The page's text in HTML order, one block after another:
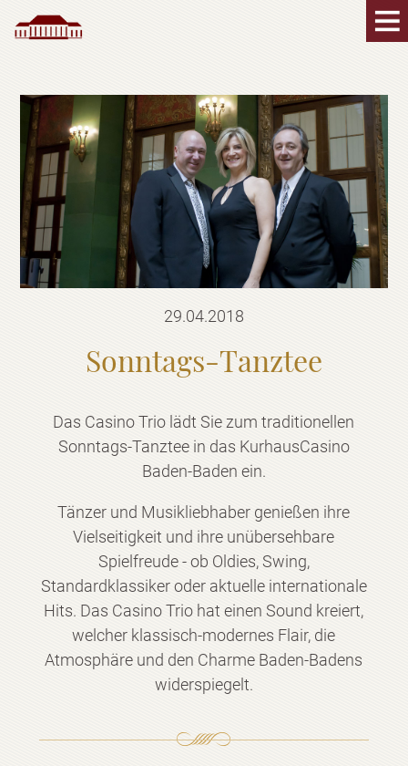
29.04.2018
Sonntags-Tanztee
Das Casino Trio lädt Sie zum traditionellen
Sonntags-Tanztee in das KurhausCasino
Baden-Baden ein.
Tänzer und Musikliebhaber genießen ihre
Vielseitigkeit und ihre unübersehbare
Spielfreude - ob Oldies, Swing,
Standardklassiker oder aktuelle internationale
Hits. Das Casino Trio hat einen Sound kreiert,
welcher klassisch-modernes Flair, die
Atmosphäre und den Charme Baden-Badens
widerspiegelt.